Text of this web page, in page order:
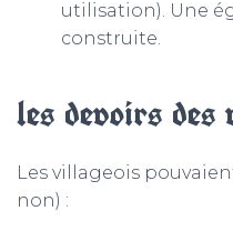
utilisation). Une
construite.
les devoirs des
Les villageois
non) :